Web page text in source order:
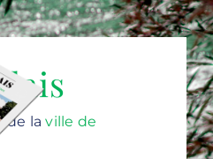
de laville de